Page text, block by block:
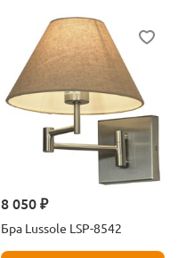
8 050 ₽
Бра Lussole LSP-8542